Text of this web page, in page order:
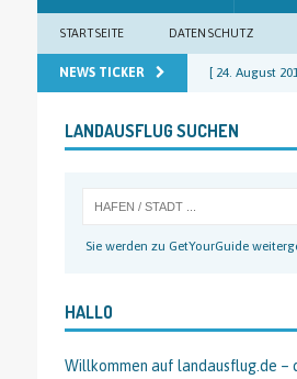
STARTSEITE DATENSCHUTZ
NEWS TICKER [ 24. August
[ 22. August
LANDAUSFLUG SUCHEN
Sie werden zu GetYourGuide
HALLO
Willkommen auf landausflug.de –